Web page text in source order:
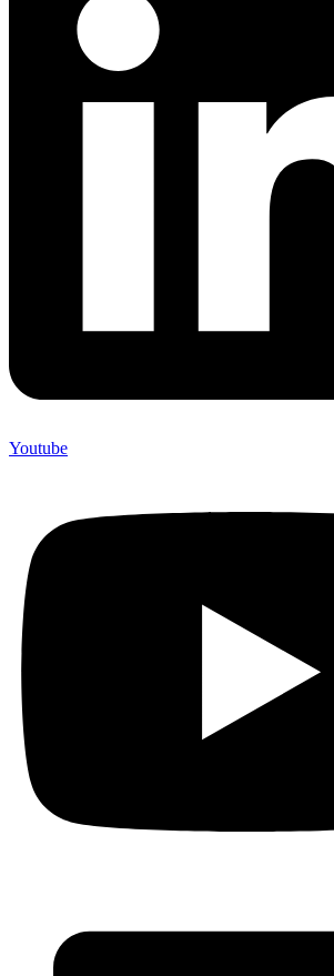
Youtube